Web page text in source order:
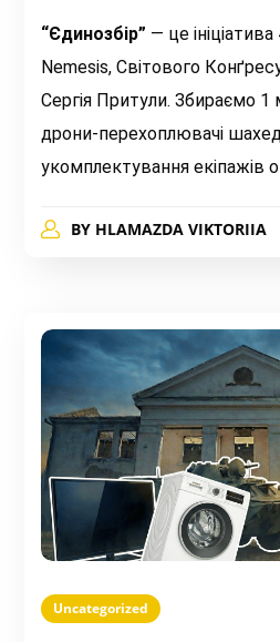
“Єдинозбір” — це
Nemesis, Світового
Сергія Притули. Збираємо 1
дрони-перехоплювачі
укомплектування екіпажів
BY HLAMAZDA VIKTORIIA
Uncategorized